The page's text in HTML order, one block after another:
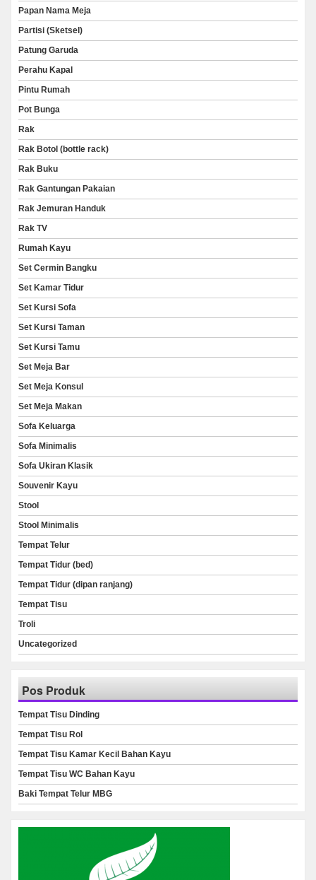
Papan Nama Meja
Partisi (Sketsel)
Patung Garuda
Perahu Kapal
Pintu Rumah
Pot Bunga
Rak
Rak Botol (bottle rack)
Rak Buku
Rak Gantungan Pakaian
Rak Jemuran Handuk
Rak TV
Rumah Kayu
Set Cermin Bangku
Set Kamar Tidur
Set Kursi Sofa
Set Kursi Taman
Set Kursi Tamu
Set Meja Bar
Set Meja Konsul
Set Meja Makan
Sofa Keluarga
Sofa Minimalis
Sofa Ukiran Klasik
Souvenir Kayu
Stool
Stool Minimalis
Tempat Telur
Tempat Tidur (bed)
Tempat Tidur (dipan ranjang)
Tempat Tisu
Troli
Uncategorized
Pos Produk
Tempat Tisu Dinding
Tempat Tisu Rol
Tempat Tisu Kamar Kecil Bahan Kayu
Tempat Tisu WC Bahan Kayu
Baki Tempat Telur MBG